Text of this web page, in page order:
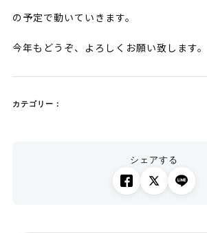
の予定で動いていきます。
今年もどうぞ、よろしくお願い致します。
カテゴリー：
シェアする